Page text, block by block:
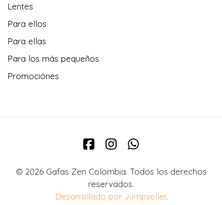
Lentes
Para ellos
Para ellas
Para los más pequeños
Promociónes
© 2026 Gafas Zen Colombia. Todos los derechos
reservados.
Desarrollado por Jumpseller.